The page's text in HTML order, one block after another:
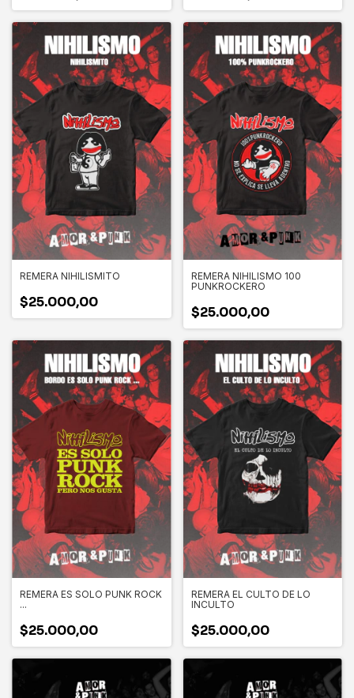
REMERA NIHILISMITO
$25.000,00
REMERA NIHILISMO 100
PUNKROCKERO
$25.000,00
REMERA ES SOLO PUNK ROCK
...
$25.000,00
REMERA EL CULTO DE LO
INCULTO
$25.000,00